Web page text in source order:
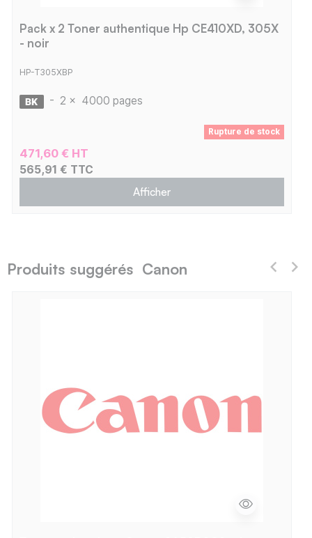
Pack x 2 Toner authentique Hp CE410XD, 305X
- noir
HP-T305XBP
- 2 x 4000 pages
Rupture de stock
471,60 € HT
565,91 € TTC
Afficher
Produits suggérés Canon